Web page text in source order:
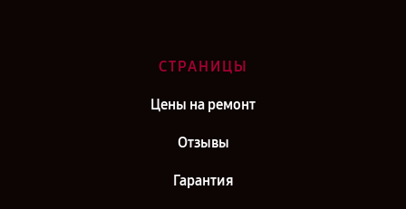
СТРАНИЦЫ
Цены на ремонт
Отзывы
Гарантия